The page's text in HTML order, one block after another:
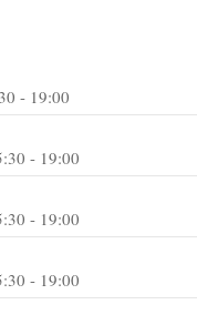
- 19:00
- 19:00
- 19:00
- 19:00